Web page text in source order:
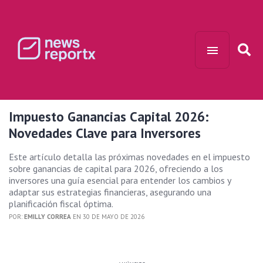
Impuesto Ganancias Capital 2026:
Novedades Clave para Inversores
Este artículo detalla las próximas novedades en el impuesto
sobre ganancias de capital para 2026, ofreciendo a los
inversores una guía esencial para entender los cambios y
adaptar sus estrategias financieras, asegurando una
planificación fiscal óptima.
POR: EMILLY CORREA EN 30 DE MAYO DE 2026